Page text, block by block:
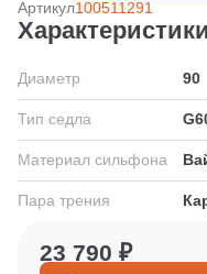
Артикул100511291
Характеристики
Диаметр 90
Тип седла
Материал сильфона
Пара трения
23 790 ₽